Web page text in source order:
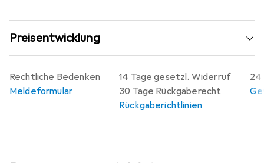
Preisentwicklung
14 Tage gesetzl. Widerruf
30 Tage Rückgaberecht
Rückgaberichtlinien
24
Rechtliche Bedenken
Meldeformular